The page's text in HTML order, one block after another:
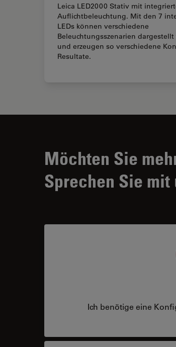
Leica LED2000 Stativ mit
Auflichtbeleuchtung. Mit den 7
LEDs können verschiedene
Beleuchtungsszenarien
und erzeugen so verschiedene
Resultate.
Möchten Sie
Sprechen Sie mit
Ich benötige eine